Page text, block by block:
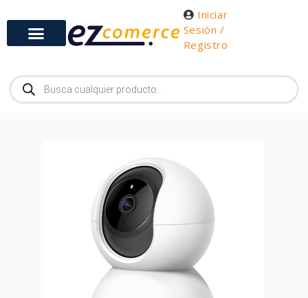
Iniciar
Sesión /
Registro